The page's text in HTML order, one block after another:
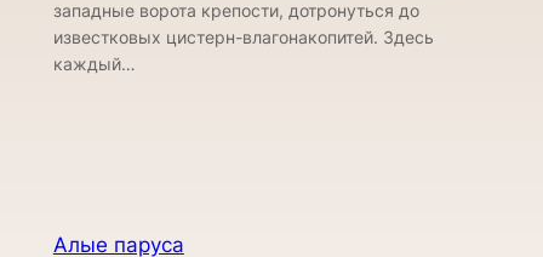
западные ворота крепости, дотронуться до
известковых цистерн-влагонакопитей. Здесь
каждый…
Алые паруса